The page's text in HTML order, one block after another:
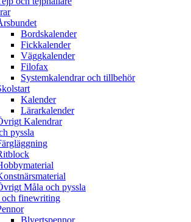
Bordskalender
Fickkalender
Väggkalender
Filofax
Systemkalendrar och tillbehör
Kalender
Lärarkalender
Kalendrar
pyssla
Måla och pyssla
och finewriting
Blyertspennor